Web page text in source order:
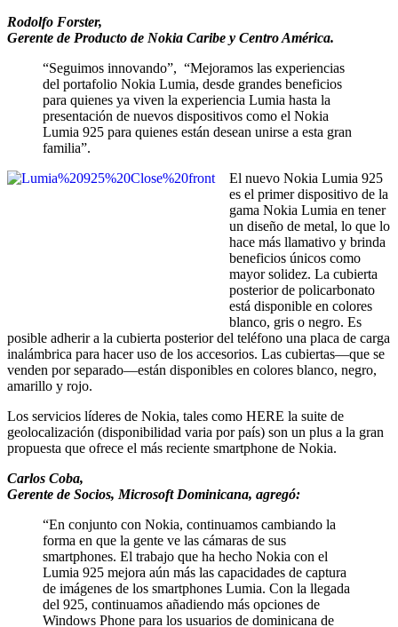
Rodolfo Forster,
Gerente de Producto de Nokia Caribe y Centro América.
“Seguimos innovando”, “Mejoramos las experiencias
del portafolio Nokia Lumia, desde grandes beneficios
para quienes ya viven la experiencia Lumia hasta la
presentación de nuevos dispositivos como el Nokia
Lumia 925 para quienes están desean unirse a esta gran
familia”.
El nuevo Nokia Lumia 925
es el primer dispositivo de la
gama Nokia Lumia en tener
un diseño de metal, lo que lo
hace más llamativo y brinda
beneficios únicos como
mayor solidez. La cubierta
posterior de policarbonato
está disponible en colores
blanco, gris o negro. Es
posible adherir a la cubierta posterior del teléfono una placa de carga
inalámbrica para hacer uso de los accesorios. Las cubiertas—que se
venden por separado—están disponibles en colores blanco, negro,
amarillo y rojo.
Los servicios líderes de Nokia, tales como HERE la suite de
geolocalización (disponibilidad varia por país) son un plus a la gran
propuesta que ofrece el más reciente smartphone de Nokia.
Carlos Coba,
Gerente de Socios, Microsoft Dominicana, agregó:
“En conjunto con Nokia, continuamos cambiando la
forma en que la gente ve las cámaras de sus
smartphones. El trabajo que ha hecho Nokia con el
Lumia 925 mejora aún más las capacidades de captura
de imágenes de los smartphones Lumia. Con la llegada
del 925, continuamos añadiendo más opciones de
Windows Phone para los usuarios de dominicana de